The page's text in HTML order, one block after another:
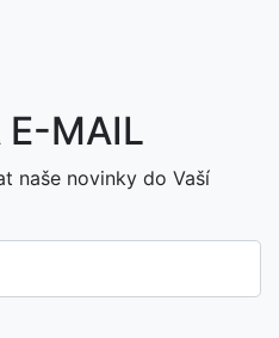
E-MAIL
naše novinky do Vaší